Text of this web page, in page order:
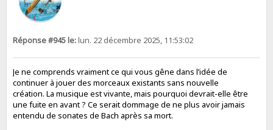
Réponse #945 le:lun. 22 décembre 2025, 11:53:02
Je ne comprends vraiment ce qui vous gêne dans l’idée de
continuer à jouer des morceaux existants sans nouvelle
création. La musique est vivante, mais pourquoi devrait-elle être
une fuite en avant ? Ce serait dommage de ne plus avoir jamais
entendu de sonates de Bach après sa mort.